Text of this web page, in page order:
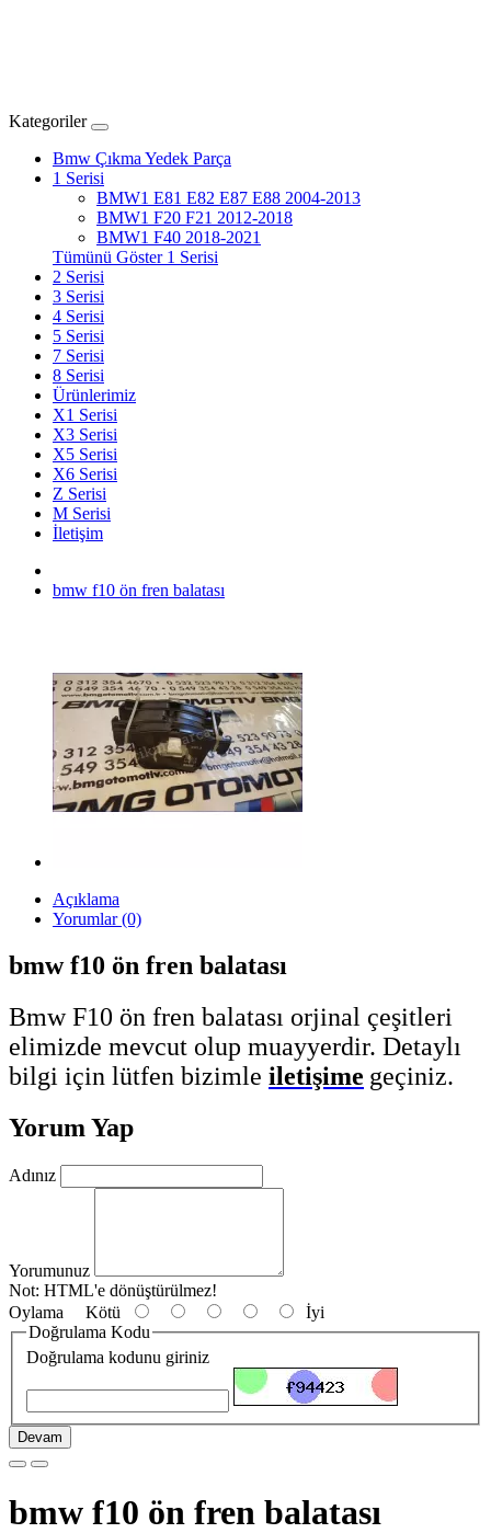
Kategoriler
Bmw Çıkma Yedek Parça
1 Serisi
BMW1 E81 E82 E87 E88 2004-2013
BMW1 F20 F21 2012-2018
BMW1 F40 2018-2021
Tümünü Göster 1 Serisi
2 Serisi
3 Serisi
4 Serisi
5 Serisi
7 Serisi
8 Serisi
Ürünlerimiz
X1 Serisi
X3 Serisi
X5 Serisi
X6 Serisi
Z Serisi
M Serisi
İletişim
bmw f10 ön fren balatası
Açıklama
Yorumlar (0)
bmw f10 ön fren balatası
Bmw F10 ön fren balatası orjinal çeşitleri
elimizde mevcut olup muayyerdir. Detaylı
bilgi için lütfen bizimle iletişime geçiniz.
Yorum Yap
Adınız
Yorumunuz
Not: HTML'e dönüştürülmez!
Oylama Kötü
İyi
Doğrulama Kodu
Doğrulama kodunu giriniz
Devam
bmw f10 ön fren balatası